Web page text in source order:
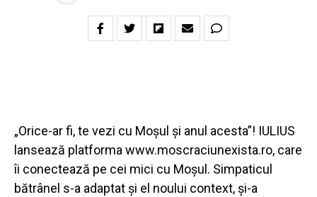
„Orice-ar fi, te vezi cu Moșul și anul acesta”! IULIUS
lansează platforma www.moscraciunexista.ro, care
îi conectează pe cei mici cu Moșul. Simpaticul
bătrânel s-a adaptat și el noului context, și-a